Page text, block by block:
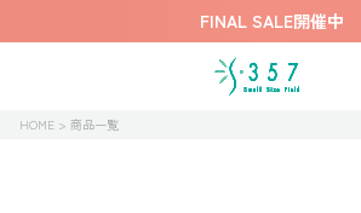
FINAL SALE開催中
HOME 商品一覧